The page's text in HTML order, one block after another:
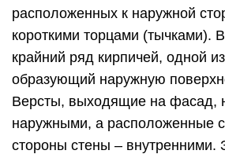
расположенных к наружной
короткими торцами (тычками).
крайний ряд кирпичей, одной
образующий наружную
Версты, выходящие на фасад,
наружными, а расположенные
стороны стены – внутренними.